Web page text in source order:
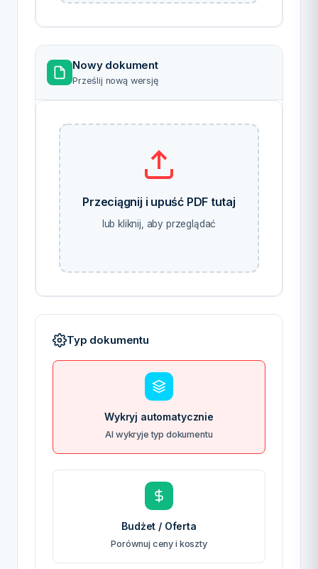
Nowy dokument
Prześlij nową wersję
Przeciągnij i upuść PDF tutaj
lub kliknij, aby przeglądać
Typ dokumentu
Wykryj automatycznie
AI wykryje typ dokumentu
Budżet / Oferta
Porównuj ceny i koszty